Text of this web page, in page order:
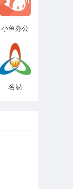
小鱼办公
名易